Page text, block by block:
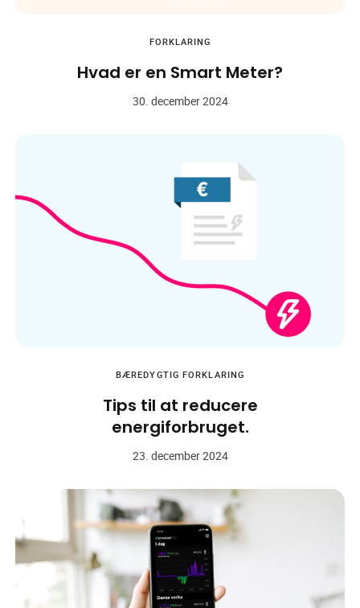
FORKLARING
Hvad er en Smart Meter?
30. december 2024
BÆREDYGTIG FORKLARING
Tips til at reducere
energiforbruget.
23. december 2024